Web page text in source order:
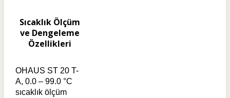
Sıcaklık Ölçüm
ve Dengeleme
Özellikleri
OHAUS ST 20 T-
A, 0.0 – 99.0 °C
sıcaklık ölçüm